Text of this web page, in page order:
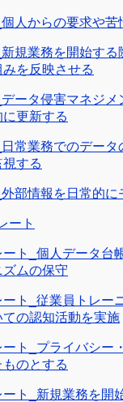
人からの要求や苦
規業務を開始する
を反映させる
ータ侵害マネジメ
に更新する
常業務でのデー
する
部情報を日常的に
ート
ート_個人データ台
ムの保守
ート_従業員トレー
ての認知活動を実施
ート_プライバシー
のとする
ート_新規業務を開